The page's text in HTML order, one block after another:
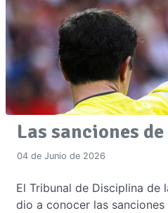
Las sanciones
04 de Junio de 2026
El Tribunal de Disciplina de
dio a conocer las sanciones